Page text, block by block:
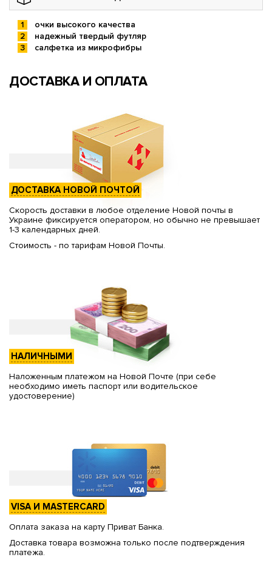
очки высокого качества
надежный твердый футляр
салфетка из микрофибры
ДОСТАВКА И ОПЛАТА
ДОСТАВКА НОВОЙ ПОЧТОЙ
Скорость доставки в любое отделение Новой почты в
Украине фиксируется оператором, но обычно не превышает
1-3 календарных дней.
Стоимость - по тарифам Новой Почты.
НАЛИЧНЫМИ
Наложенным платежом на Новой Почте (при себе
необходимо иметь паспорт или водительское
удостоверение)
VISA И MASTERCARD
Оплата заказа на карту Приват Банка.
Доставка товара возможна только после подтверждения
платежа.